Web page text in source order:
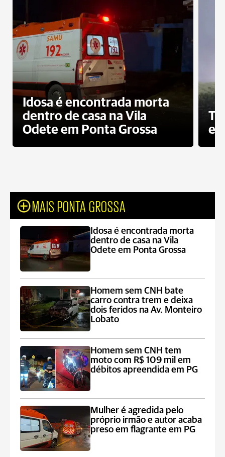
Idosa é encontrada morta
dentro de casa na Vila
Odete em Ponta Grossa
e
MAIS PONTA GROSSA
Idosa é encontrada morta
dentro de casa na Vila
Odete em Ponta Grossa
Homem sem CNH bate
carro contra trem e deixa
dois feridos na Av. Monteiro
Lobato
Homem sem CNH tem
moto com R$ 109 mil em
débitos apreendida em PG
Mulher é agredida pelo
próprio irmão e autor acaba
preso em flagrante em PG